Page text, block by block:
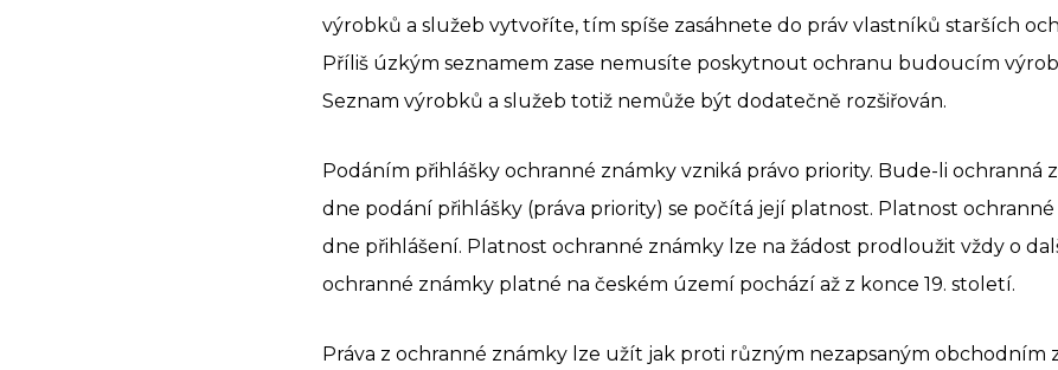
výrobků a služeb vytvoříte, tím spíše zasáhnete do práv vlastníků starších
Příliš úzkým seznamem zase nemusíte poskytnout ochranu budoucím
Seznam výrobků a služeb totiž nemůže být dodatečně rozšiřován.
Podáním přihlášky ochranné známky vzniká právo priority. Bude-li ochranná
dne podání přihlášky (práva priority) se počítá její platnost. Platnost
dne přihlášení. Platnost ochranné známky lze na žádost prodloužit vždy o
ochranné známky platné na českém území pochází až z konce 19. století.
Práva z ochranné známky lze užít jak proti různým nezapsaným obchodním